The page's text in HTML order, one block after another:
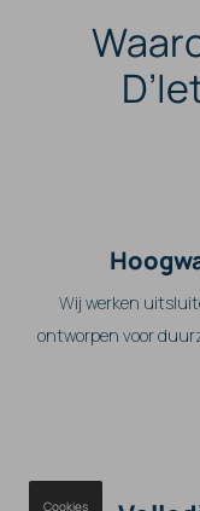
Wij werken
ontworpen voor
Cookies